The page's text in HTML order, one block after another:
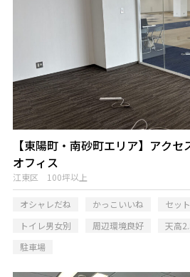
【東陽町・南砂町エリア】アク
オフィス
江東区 100坪以上
オシャレだね かっこいいね
セッ
トイレ男女別
周辺環境良好 天高
駐車場